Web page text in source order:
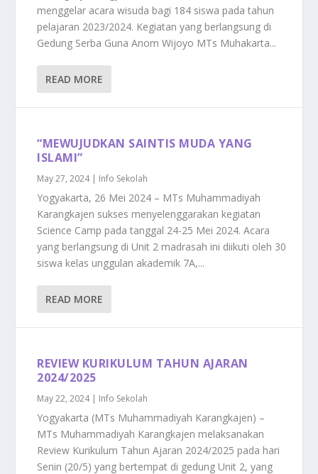
menggelar acara wisuda bagi 184 siswa pada tahun
pelajaran 2023/2024. Kegiatan yang berlangsung di
Gedung Serba Guna Anom Wijoyo MTs Muhakarta...
READ MORE
“MEWUJUDKAN SAINTIS MUDA YANG
ISLAMI”
May 27, 2024| Info Sekolah
Yogyakarta, 26 Mei 2024 – MTs Muhammadiyah
Karangkajen sukses menyelenggarakan kegiatan
Science Camp pada tanggal 24-25 Mei 2024. Acara
yang berlangsung di Unit 2 madrasah ini diikuti oleh 30
siswa kelas unggulan akademik 7A,...
READ MORE
REVIEW KURIKULUM TAHUN AJARAN
2024/2025
May 22, 2024| Info Sekolah
Yogyakarta (MTs Muhammadiyah Karangkajen) –
MTs Muhammadiyah Karangkajen melaksanakan
Review Kurikulum Tahun Ajaran 2024/2025 pada hari
Senin (20/5) yang bertempat di gedung Unit 2, yang